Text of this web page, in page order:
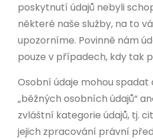
poskytnutí údajů nebyli
některé naše služby, na to
upozorníme. Povinně nám
pouze v případech, kdy tak
Osobní údaje mohou spadat
„běžných osobních údajů“
zvláštní kategorie údajů, tj.
jejich zpracování právní